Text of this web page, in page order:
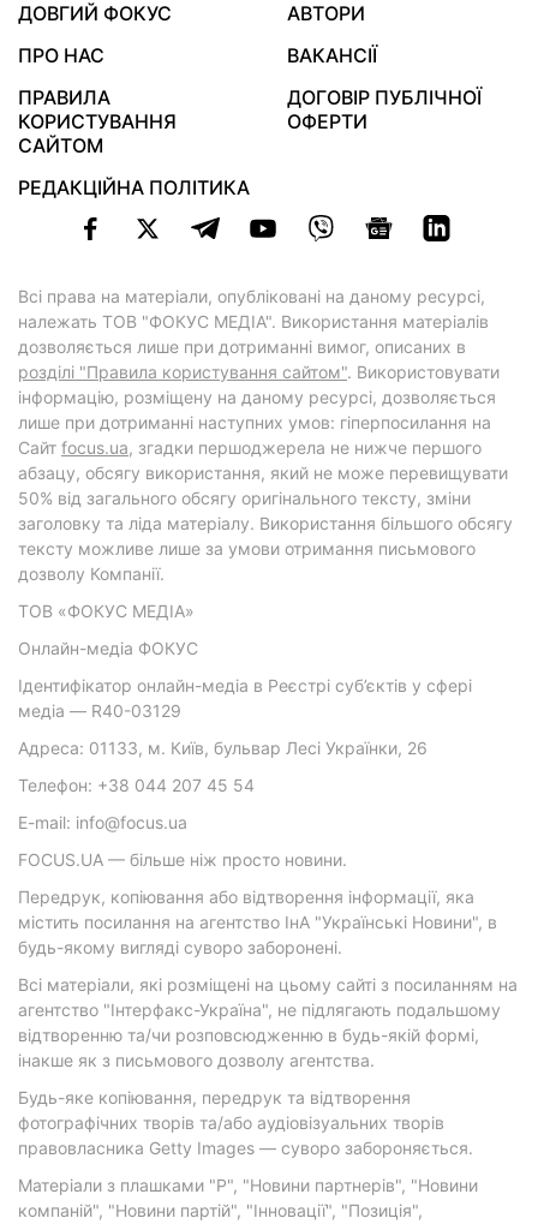
ДОВГИЙ ФОКУС
АВТОРИ
ПРО НАС
ВАКАНСІЇ
ПРАВИЛА
КОРИСТУВАННЯ
САЙТОМ
ДОГОВІР ПУБЛІЧНОЇ
ОФЕРТИ
РЕДАКЦІЙНА ПОЛІТИКА
Всі права на матеріали, опубліковані на даному ресурсі,
належать ТОВ "ФОКУС МЕДІА". Використання матеріалів
дозволяється лише при дотриманні вимог, описаних в
розділі "Правила користування сайтом". Використовувати
інформацію, розміщену на даному ресурсі, дозволяється
лише при дотриманні наступних умов: гіперпосилання на
Cайт focus.ua, згадки першоджерела не нижче першого
абзацу, обсягу використання, який не може перевищувати
50% від загального обсягу оригінального тексту, зміни
заголовку та ліда матеріалу. Використання більшого обсягу
тексту можливе лише за умови отримання письмового
дозволу Компанії.
ТОВ «ФОКУС МЕДІА»
Онлайн-медіа ФОКУС
Ідентифікатор онлайн-медіа в Реєстрі суб’єктів у сфері
медіа — R40-03129
Адреса: 01133, м. Київ, бульвар Лесі Українки, 26
Телефон: +38 044 207 45 54
E-mail: info@focus.ua
FOCUS.UA — більше ніж просто новини.
Передрук, копіювання або відтворення інформації, яка
містить посилання на агентство ІнА "Українські Новини", в
будь-якому вигляді суворо заборонені.
Всі матеріали, які розміщені на цьому сайті з посиланням на
агентство "Інтерфакс-Україна", не підлягають подальшому
відтворенню та/чи розповсюдженню в будь-якій формі,
інакше як з письмового дозволу агентства.
Будь-яке копіювання, передрук та відтворення
фотографічних творів та/або аудіовізуальних творів
правовласника Getty Images — суворо забороняється.
Матеріали з плашками "Р", "Новини партнерів", "Новини
компаній", "Новини партій", "Інновації", "Позиція",